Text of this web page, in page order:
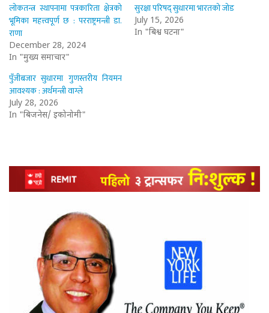
लोकतन्त्र स्थापनामा पत्रकारिता क्षेत्रको
भूमिका महत्त्वपूर्ण छ : परराष्ट्रमन्त्री डा.
राणा
December 28, 2024
In "मुख्य समाचार"
सुरक्षा परिषद् सुधारमा भारतको जोड
July 15, 2026
In "बिश्व घटना"
पुँजीबजार सुधारमा गुणस्तरीय नियमन
आवश्यक : अर्थमन्त्री वाग्ले
July 28, 2026
In "बिजनेस/ इकोनोमी"